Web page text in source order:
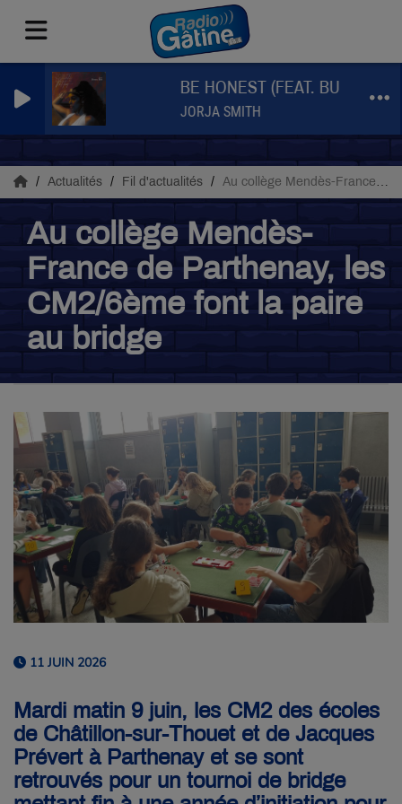
BE HONEST (FEAT. BURNA BOY
JORJA SMITH
Actualités Fil d'actualités Au collège Mendès-France de Parthenay, les CM2/6ème font la paire au bridge
Au collège Mendès-
France de Parthenay, les
CM2/6ème font la paire
au bridge
11 JUIN 2026
Mardi matin 9 juin, les CM2 des écoles
de Châtillon-sur-Thouet et de Jacques
Prévert à Parthenay et se sont
retrouvés pour un tournoi de bridge